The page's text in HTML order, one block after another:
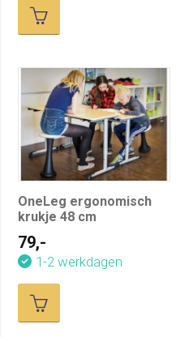
OneLeg ergonomisch
krukje 48 cm
79,-
1-2 werkdagen